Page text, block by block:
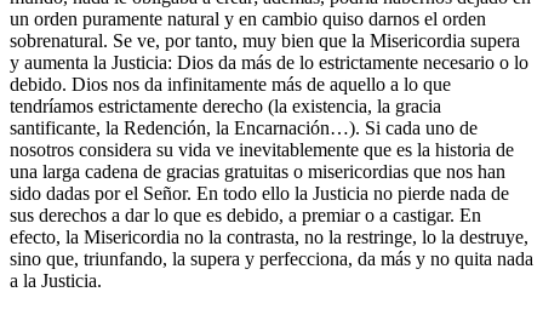
un orden puramente natural y en cambio quiso darnos el orden
sobrenatural. Se ve, por tanto, muy bien que la Misericordia supera
y aumenta la Justicia: Dios da más de lo estrictamente necesario o lo
debido. Dios nos da infinitamente más de aquello a lo que
tendríamos estrictamente derecho (la existencia, la gracia
santificante, la Redención, la Encarnación…). Si cada uno de
nosotros considera su vida ve inevitablemente que es la historia de
una larga cadena de gracias gratuitas o misericordias que nos han
sido dadas por el Señor. En todo ello la Justicia no pierde nada de
sus derechos a dar lo que es debido, a premiar o a castigar. En
efecto, la Misericordia no la contrasta, no la restringe, lo la destruye,
sino que, triunfando, la supera y perfecciona, da más y no quita nada
a la Justicia.